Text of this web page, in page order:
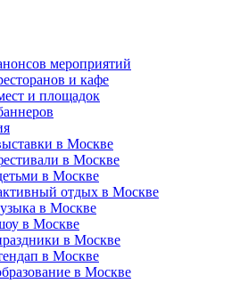
мероприятий
и кафе
и площадок
в Москве
в Москве
в Москве
отдых в Москве
в Москве
в Москве
в Москве
в Москве
в Москве